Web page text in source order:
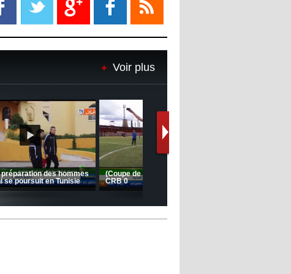
Le Barça savoure sa première
place et chambre le Real Madrid
de matchs"
12:39 - 2022/11/06
Real : Les dirigeants veulent le
départ d'Hazard cet hiver
Voir plus
Le message de Delort, Benrahma
et Belkebla à l'occasion du "Big
Day de vaccination"